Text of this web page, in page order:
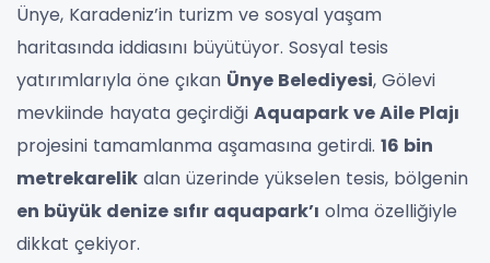
Ünye, Karadeniz’in turizm ve sosyal yaşam
haritasında iddiasını büyütüyor. Sosyal tesis
yatırımlarıyla öne çıkan Ünye Belediyesi, Gölevi
mevkiinde hayata geçirdiği Aquapark ve Aile Plajı
projesini tamamlanma aşamasına getirdi. 16 bin
metrekarelik alan üzerinde yükselen tesis, bölgenin
en büyük denize sıfır aquapark’ı olma özelliğiyle
dikkat çekiyor.